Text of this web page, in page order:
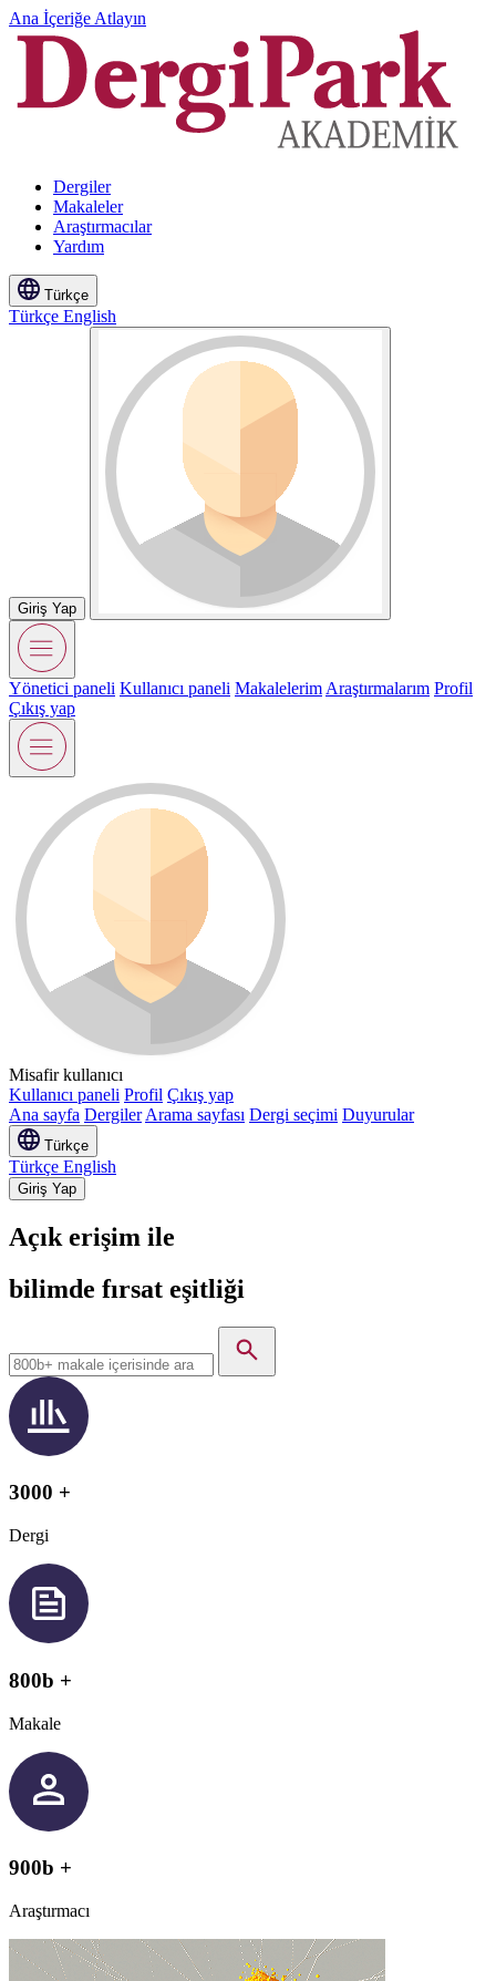
Ana İçeriğe Atlayın
Dergiler
Makaleler
Araştırmacılar
Yardım
Türkçe
Türkçe English
Giriş Yap
Yönetici paneli Kullanıcı paneli Makalelerim Araştırmalarım Profil
Çıkış yap
Misafir kullanıcı
Kullanıcı paneli Profil Çıkış yap
Ana sayfa Dergiler Arama sayfası Dergi seçimi Duyurular
Türkçe
Türkçe English
Giriş Yap
Açık erişim ile
bilimde fırsat eşitliği
3000 +
Dergi
800b +
Makale
900b +
Araştırmacı